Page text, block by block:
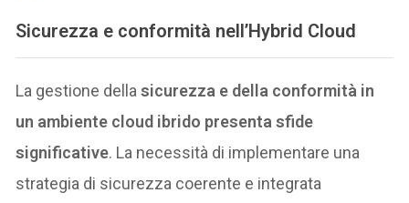
Sicurezza e conformità nell’Hybrid Cloud
La gestione dellasicurezza e della conformità in
un ambiente cloud ibrido presenta sfide
significative. La necessità di implementare una
strategia di sicurezza coerente e integrata